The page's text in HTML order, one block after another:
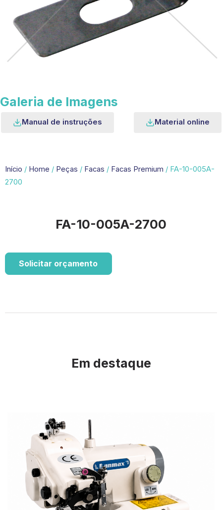
Galeria de Imagens
Manual de instruções Material online
Início / Home / Peças / Facas / Facas Premium / FA-10-005A-
2700
FA-10-005A-2700
Solicitar orçamento
Em destaque